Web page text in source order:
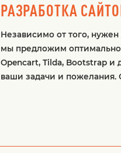
РАЗРАБОТКА
Независимо от того,
мы предложим
Opencart, Tilda, Bootstrap и
ваши задачи и пожелания.